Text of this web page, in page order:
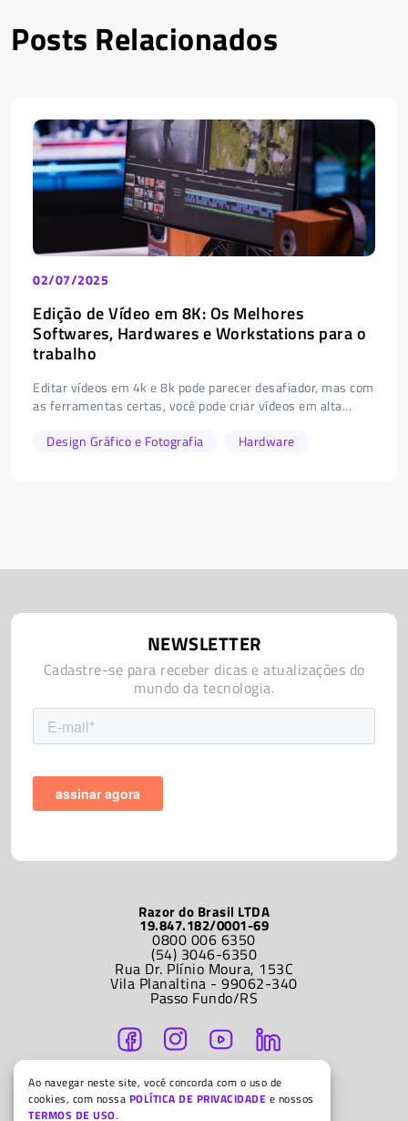
Posts Relacionados
02/07/2025
Edição de Vídeo em 8K: Os Melhores
Softwares, Hardwares e Workstations para o
trabalho
Editar vídeos em 4k e 8k pode parecer desafiador, mas com
as ferramentas certas, você pode criar vídeos em alta...
Design Gráfico e Fotografia
Hardware
Razor do Brasil LTDA
19.847.182/0001-69
0800 006 6350
(54) 3046-6350
Rua Dr. Plínio Moura, 153C
Vila Planaltina - 99062-340
Passo Fundo/RS
ATENDIMENTO
Segunda a sexta-feira
9h às 12h e 14h às 18h
NEWSLETTER
Cadastre-se para receber dicas e atualizações do
mundo da tecnologia.
Ao navegar neste site, você concorda com o uso de
cookies, com nossa POLÍTICA DE PRIVACIDADE e nossos
TERMOS DE USO.